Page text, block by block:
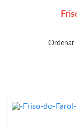
Ordenar